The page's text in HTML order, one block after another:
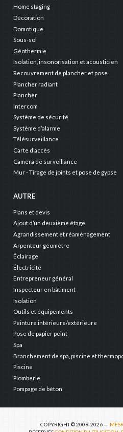
Home staging
Décoration
Domotique
Sous-sol
Géothermie
Isolation, insonorisation et acousticien
Recouvrement de plancher et pose
Plancher radiant
Plancher
Intercom
Système de sécurité
Système d’alarme
Télésurveillance
Carte d’accès
Caméra de surveillance
Mur - Tirage de joints et pose de gypse
AUTRE
Plans et devis
Ajout d’un deuxième étage
Agrandissement et réaménagement
Arpenteur géomètre
Éclairage
Électricité
Entrepreneur général
Inspecteur en bâtiment
Isolation
Outils et équipements
Peinture intérieure/extérieure
Pose de papier peint
Spa
Branchement de spa, piscine et
Piscine
Plomberie
Pompage de béton
COPYRIGHT © 2009-2026 —